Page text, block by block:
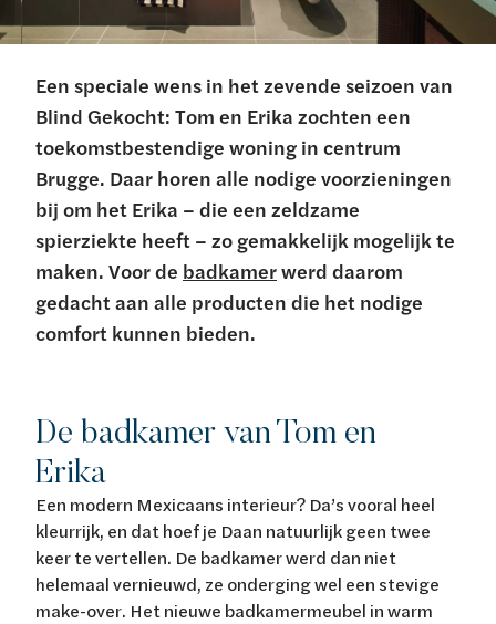
Een speciale wens in het zevende seizoen van
Blind Gekocht: Tom en Erika zochten een
toekomstbestendige woning in centrum
Brugge. Daar horen alle nodige voorzieningen
bij om het Erika – die een zeldzame
spierziekte heeft – zo gemakkelijk mogelijk te
maken. Voor de badkamerwerd daarom
gedacht aan alle producten die het nodige
comfort kunnen bieden.
De badkamer van Tom en
Erika
Een modern Mexicaans interieur? Da’s vooral heel
kleurrijk, en dat hoef je Daan natuurlijk geen twee
keer te vertellen. De badkamer werd dan niet
helemaal vernieuwd, ze onderging wel een stevige
make-over. Het nieuwe badkamermeubel in warm